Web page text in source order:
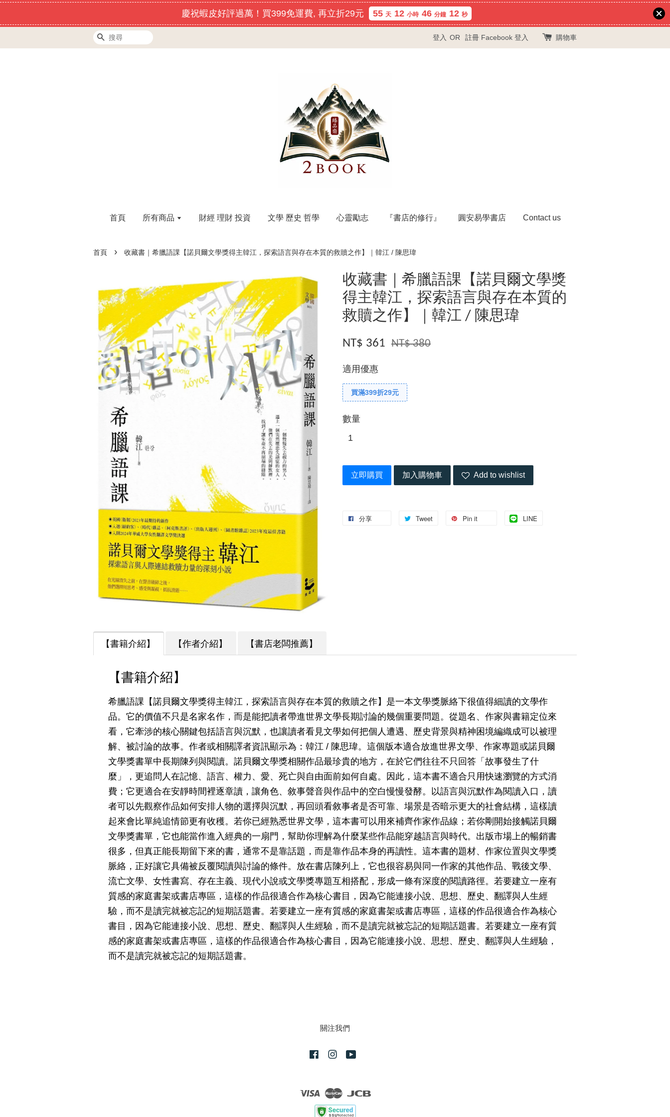
慶祝蝦皮好評過萬！買399免運費, 再立折29元 55 天 12 小時 46 分鐘 12 秒
搜尋 登入 OR 註冊 Facebook 登入 購物車
首頁 所有商品 財經 理財 投資 文學 歷史 哲學 心靈勵志 『書店的修行』 圓安易學書店 Contact us
首頁 › 收藏書｜希臘語課【諾貝爾文學獎得主韓江，探索語言與存在本質的救贖之作】｜韓江 / 陳思瑋
收藏書｜希臘語課【諾貝爾文學獎
得主韓江，探索語言與存在本質的
救贖之作】｜韓江 / 陳思瑋
NT$ 361 NT$ 380
適用優惠
買滿399折29元
數量
立即購買 加入購物車 Add to wishlist
分享 Tweet Pin it LINE
【書籍介紹】 【作者介紹】 【書店老闆推薦】
【書籍介紹】
希臘語課【諾貝爾文學獎得主韓江，探索語言與存在本質的救贖之作】是一本文學獎脈絡下很值得細讀的文學作
品。它的價值不只是名家名作，而是能把讀者帶進世界文學長期討論的幾個重要問題。從題名、作家與書籍定位來
看，它牽涉的核心關鍵包括語言與沉默，也讓讀者看見文學如何把個人遭遇、歷史背景與精神困境編織成可以被理
解、被討論的故事。作者或相關譯者資訊顯示為：韓江 / 陳思瑋。這個版本適合放進世界文學、作家專題或諾貝爾
文學獎書單中長期陳列與閱讀。諾貝爾文學獎相關作品最珍貴的地方，在於它們往往不只回答「故事發生了什
麼」，更追問人在記憶、語言、權力、愛、死亡與自由面前如何自處。因此，這本書不適合只用快速瀏覽的方式消
費；它更適合在安靜時間裡逐章讀，讓角色、敘事聲音與作品中的空白慢慢發酵。以語言與沉默作為閱讀入口，讀
者可以先觀察作品如何安排人物的選擇與沉默，再回頭看敘事者是否可靠、場景是否暗示更大的社會結構，這樣讀
起來會比單純追情節更有收穫。若你已經熟悉世界文學，這本書可以用來補齊作家作品線；若你剛開始接觸諾貝爾
文學獎書單，它也能當作進入經典的一扇門，幫助你理解為什麼某些作品能穿越語言與時代。出版市場上的暢銷書
很多，但真正能長期留下來的書，通常不是靠話題，而是靠作品本身的再讀性。這本書的題材、作家位置與文學獎
脈絡，正好讓它具備被反覆閱讀與討論的條件。放在書店陳列上，它也很容易與同一作家的其他作品、戰後文學、
流亡文學、女性書寫、存在主義、現代小說或文學獎專題互相搭配，形成一條有深度的閱讀路徑。若要建立一座有
質感的家庭書架或書店專區，這樣的作品很適合作為核心書目，因為它能連接小說、思想、歷史、翻譯與人生經
驗，而不是讀完就被忘記的短期話題書。若要建立一座有質感的家庭書架或書店專區，這樣的作品很適合作為核心
書目，因為它能連接小說、思想、歷史、翻譯與人生經驗，而不是讀完就被忘記的短期話題書。若要建立一座有質
感的家庭書架或書店專區，這樣的作品很適合作為核心書目，因為它能連接小說、思想、歷史、翻譯與人生經驗，
而不是讀完就被忘記的短期話題書。
關注我們
FacebookInstagram
Visa Master